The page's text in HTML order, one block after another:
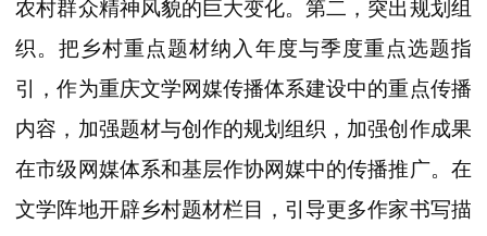
农村群众精神风貌的巨大变化。第二，突出规划组
织。把乡村重点题材纳入年度与季度重点选题指
引，作为重庆文学网媒传播体系建设中的重点传播
内容，加强题材与创作的规划组织，加强创作成果
在市级网媒体系和基层作协网媒中的传播推广。在
文学阵地开辟乡村题材栏目，引导更多作家书写描